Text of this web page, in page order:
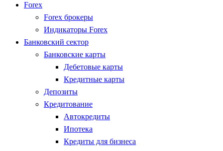
Forex
Forex брокеры
Индикаторы Forex
Банковский сектор
Банковские карты
Дебетовые карты
Кредитные карты
Депозиты
Кредитование
Автокредиты
Ипотека
Кредиты для бизнеса